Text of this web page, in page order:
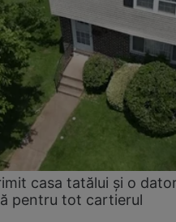
casa tatălui și o
pentru tot cartierul